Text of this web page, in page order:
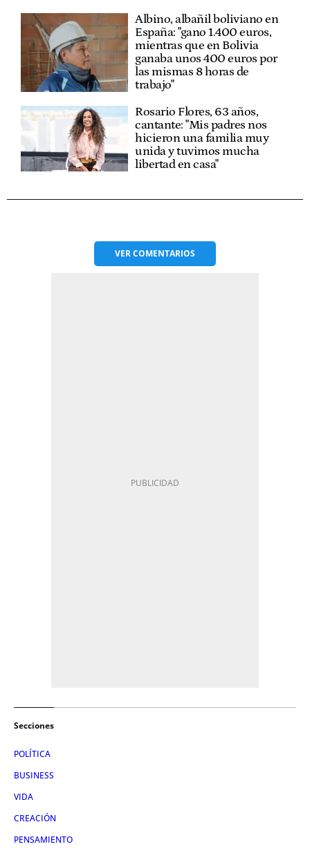
Albino, albañil boliviano en
España: "gano 1.400 euros,
mientras que en Bolivia
ganaba unos 400 euros por
las mismas 8 horas de
trabajo"
Rosario Flores, 63 años,
cantante: "Mis padres nos
hicieron una familia muy
unida y tuvimos mucha
libertad en casa"
VERCOMENTARIOS
Secciones
POLÍTICA
BUSINESS
VIDA
CREACIÓN
PENSAMIENTO